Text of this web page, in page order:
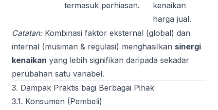
termasuk perhiasan.
kenaikan
harga jual.
Catatan:Kombinasi faktor eksternal (global) dan
internal (musiman & regulasi) menghasilkan sinergi
kenaikan yang lebih signifikan daripada sekadar
perubahan satu variabel.
3. Dampak Praktis bagi Berbagai Pihak
3.1. Konsumen (Pembeli)